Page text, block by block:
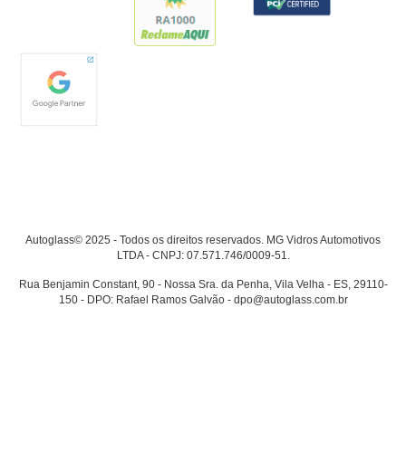
Autoglass© 2025 - Todos os direitos reservados. MG Vidros Automotivos
LTDA - CNPJ: 07.571.746/0009-51.
Rua Benjamin Constant, 90 - Nossa Sra. da Penha, Vila Velha - ES, 29110-
150 - DPO: Rafael Ramos Galvão - dpo@autoglass.com.br